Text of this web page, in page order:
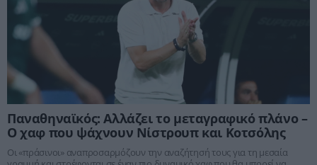
Παναθηναϊκός: Αλλάζει το μεταγραφικό πλάνο –
Ο χαφ που ψάχνουν Νίστρουπ και Κοτσόλης
Οι «πράσινοι» αναπροσαρμόζουν την αναζήτησή τους για τη μεσαία